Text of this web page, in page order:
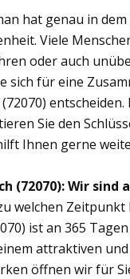
hat genau in
Viele
oder auch
sich für eine
Sie den
Ihnen gerne
(72070): Wir sind
welchen
ist an 365
attraktiven
öffnen wir für